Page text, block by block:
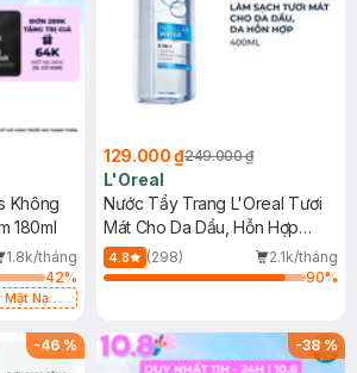
Không
180ml
1.8k/tháng
42%
Nạ
129.000 ₫249.000 ₫
L'Oreal
Nước Tẩy Trang L'Oreal Tươi
Mát Cho Da Dầu, Hỗn Hợp
400ml
4.8 (298)
2.1k/tháng
90%
-46 % -38%